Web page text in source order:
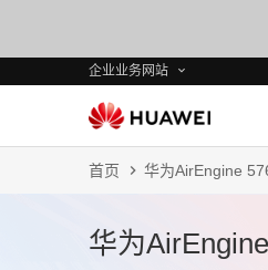
企业业务网站
首页 华为AirEngine
华为